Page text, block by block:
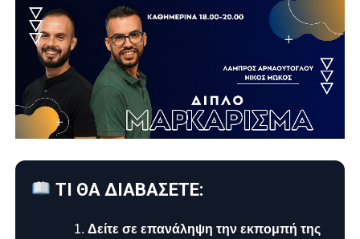
ΤΙ ΘΑ ΔΙΑΒΑΣΕΤΕ:
Δείτε σε επανάληψη την εκπομπή της